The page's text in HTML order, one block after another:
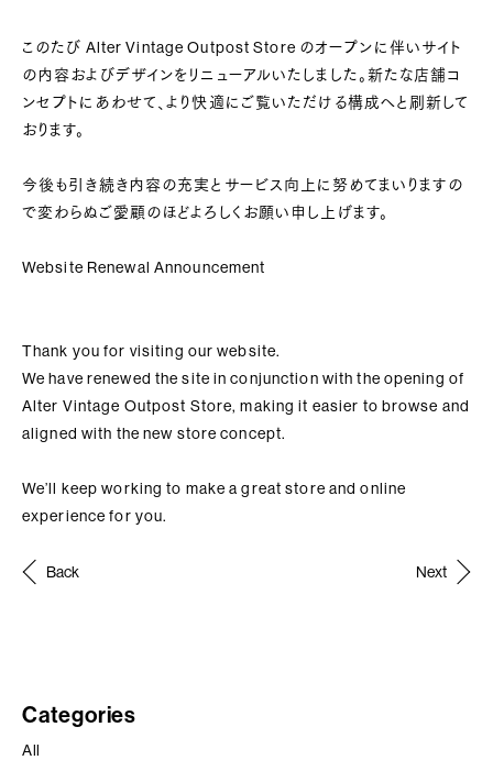
このたび Alter Vintage Outpost Store のオープンに伴いサイト
の内容およびデザインをリニューアルいたしました。新たな店舗コ
ンセプトにあわせて、より快適にご覧いただける構成へと刷新して
おります。
今後も引き続き内容の充実とサービス向上に努めてまいりますの
で変わらぬご愛顧のほどよろしくお願い申し上げます。
Website Renewal Announcement
Thank you for visiting our website.
We have renewed the site in conjunction with the opening of
Alter Vintage Outpost Store, making it easier to browse and
aligned with the new store concept.
We’ll keep working to make a great store and online
experience for you.
Post
navigation
Back Next
Categories
All